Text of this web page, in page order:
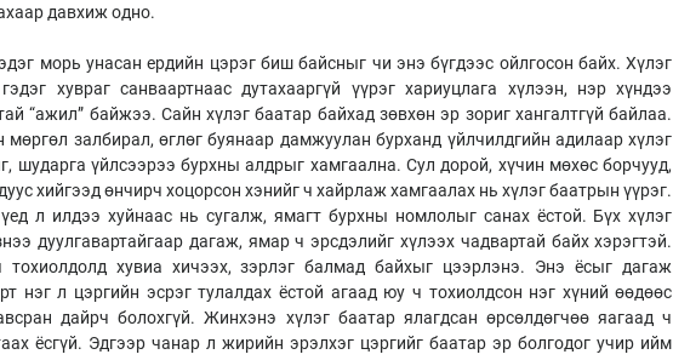
давхиж одно.
морь унасан ердийн цэрэг биш байсныг чи энэ бүгдээс ойлгосон байх. Хүлэг
хувраг санваартнаас дутахааргүй үүрэг хариуцлага хүлээн, нэр хүндээ
“ажил” байжээ. Сайн хүлэг баатар байхад зөвхөн эр зориг хангалтгүй байлаа.
мөргөл залбирал, өглөг буянаар дамжуулан бурханд үйлчилдгийн адилаар хүлэг
шударга үйлсээрээ бурхны алдрыг хамгаална. Сул дорой, хүчин мөхөс борчууд,
хийгээд өнчирч хоцорсон хэнийг ч хайрлаж хамгаалах нь хүлэг баатрын үүрэг.
л илдээ хуйнаас нь сугалж, ямагт бурхны номлолыг санах ёстой. Бүх хүлэг
дуулгавартайгаар дагаж, ямар ч эрсдэлийг хүлээх чадвартай байх хэрэгтэй.
тохиолдолд хувиа хичээх, зэрлэг балмад байхыг цээрлэнэ. Энэ ёсыг дагаж
нэг л цэргийн эсрэг тулалдах ёстой агаад юу ч тохиолдсон нэг хүний өөдөөс
дайрч болохгүй. Жинхэнэ хүлэг баатар ялагдсан өрсөлдөгчөө яагаад ч
ёсгүй. Эдгээр чанар л жирийн эрэлхэг цэргийг баатар эр болгодог учир ийм